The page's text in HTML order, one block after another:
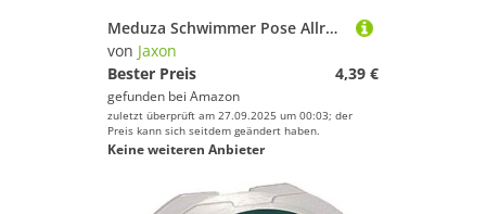
Meduza Schwimmer Pose Allroundpose Laufposen mit Vorspannung Jaxon SE-WL (2+2g)
von Jaxon
Bester Preis
4,39 €
gefunden bei Amazon
zuletzt überprüft am 27.09.2025 um 00:03; der
Preis kann sich seitdem geändert haben.
Keine weiteren Anbieter